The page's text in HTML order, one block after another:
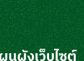
นผังเว็บไซต์